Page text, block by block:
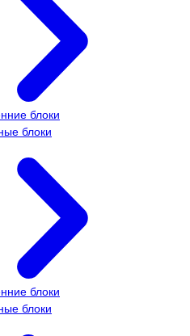
блоки
блоки
блоки
блоки